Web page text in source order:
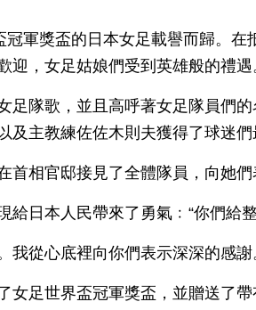
軍獎盃的日本女足載譽而歸。在
迎，女足姑娘們受到英雄般的禮遇
足隊歌，並且高呼著女足隊員們
及主教練佐佐木則夫獲得了球迷們
首相官邸接見了全體隊員，向她們
給日本人民帶來了勇氣﹕“你們給
我從心底裡向你們表示深深的感謝
女足世界盃冠軍獎盃，並贈送了帶